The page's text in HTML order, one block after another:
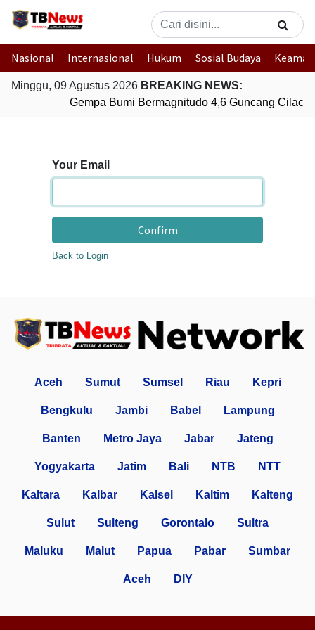
Nasional Internasional Hukum Sosial Budaya
Minggu, 09 Agustus 2026 BREAKING NEWS:
Gempa Bumi Bermagnitudo 4,6 Guncang
Your Email
Confirm
Back to Login
Aceh Sumut Sumsel Riau Kepri
Bengkulu Jambi Babel Lampung
Banten Metro Jaya Jabar Jateng
Yogyakarta Jatim Bali NTB NTT
Kaltara Kalbar Kalsel Kaltim Kalteng
Sulut Sulteng Gorontalo Sultra
Maluku Malut Papua Pabar Sumbar
Aceh DIY